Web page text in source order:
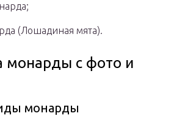
(Лошадиная мята).
монарды с фото и
монарды